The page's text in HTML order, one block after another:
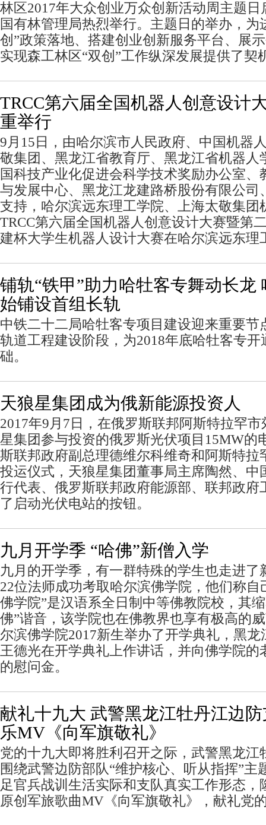
林区2017年大众创业万众创新活动周主题
国有林管理局热烈举行。主题日的举办，为
创”政策落地、搭建创业创新服务平台、展
实现森工林区“双创”工作纵深发展提供了契
TRCC第六届全国机器人创意设计
重举行
9月15日，由哈尔滨市人民政府、中国机器
敬集团、黑龙江省教育厅、黑龙江省机器人
国科技产业化促进会科学技术奖励办公室、
与发展中心、黑龙江龙建路桥股份有限公司
支持，哈尔滨远东理工学院、上海太敬集团
TRCC第六届全国机器人创意设计大赛暨第
建杯大学生机器人设计大赛在哈尔滨远东理
铺轨“铁甲”助力哈牡客专舞动长龙
始铺设首组长轨
中铁二十二局哈牡客专项目建设迎来重要
轨道工程建设阶段，为2018年底哈牡客专
础。
天狼星集团成为俄新能源投资人
2017年9月7日，在俄罗斯联邦阿斯特拉罕
星集团参与投资的俄罗斯光伏项目15MW的
斯联邦政府副总理德维尔科维奇和阿斯特拉
投运仪式，天狼星集团董事局主席陶然、中
行代表、俄罗斯联邦政府能源部、联邦政府
了启动光伏电站的按钮。
九月开学季 “哈佛”新僧入学
九月的开学季，有一群特殊的学生也走进了
22位法师成功考取哈尔滨佛学院，他们称自
佛学院”是汉语系全日制中等佛教院校，其
佛”谐音，该学院也在佛教界也享有极高的
尔滨佛学院2017新生举办了开学典礼，黑
王德光在开学典礼上作讲话，并向佛学院的
的慰问金。
献礼十九大 武警黑龙江牡丹江边
乐MV《向军旗敬礼》
党的十九大即将胜利召开之际，武警黑龙江
围绕武警边防部队“维护核心、听从指挥”主
足官兵战训生活实际和支队真实工作形态，
原创军旅歌曲MV《向军旗敬礼》，献礼党